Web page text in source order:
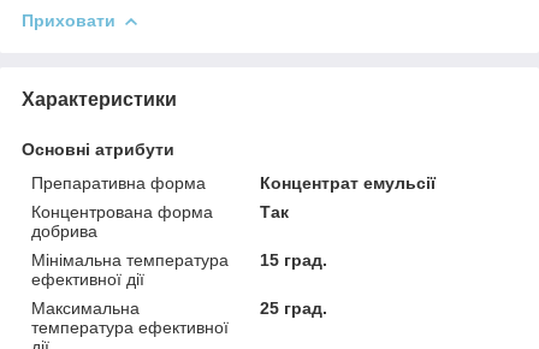
Приховати
Характеристики
Основні атрибути
Препаративна форма
Концентрат емульсії
Концентрована форма
добрива
Так
Мінімальна температура
ефективної дії
15 град.
Максимальна
температура ефективної
25 град.